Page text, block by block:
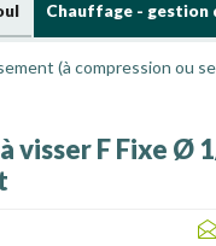
Chauffage - gestion
(à compression ou
F Fixe Ø